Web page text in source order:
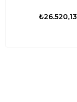
₺26.520,13